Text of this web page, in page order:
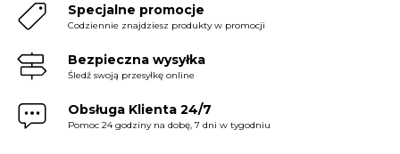
Specjalne promocje
Codziennie znajdziesz produkty w promocji
Bezpieczna wysyłka
Śledź swoją przesyłkę online
Obsługa Klienta 24/7
Pomoc 24 godziny na dobę, 7 dni w tygodniu